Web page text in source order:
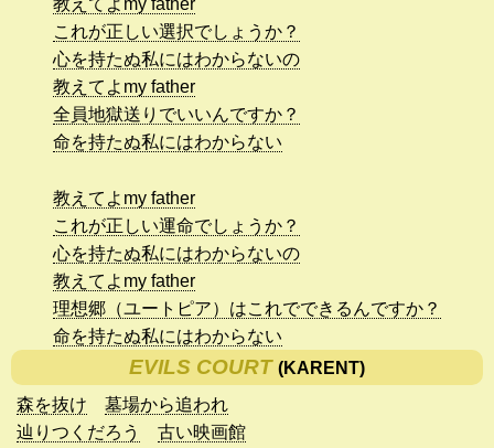
教えてよmy father
これが正しい選択でしょうか？
心を持たぬ私にはわからないの
教えてよmy father
全員地獄送りでいいんですか？
命を持たぬ私にはわからない
教えてよmy father
これが正しい運命でしょうか？
心を持たぬ私にはわからないの
教えてよmy father
理想郷（ユートピア）はこれでできるんですか？
命を持たぬ私にはわからない
EVILS COURT (KARENT)
森を抜け
墓場から追われ
辿りつくだろう
古い映画館